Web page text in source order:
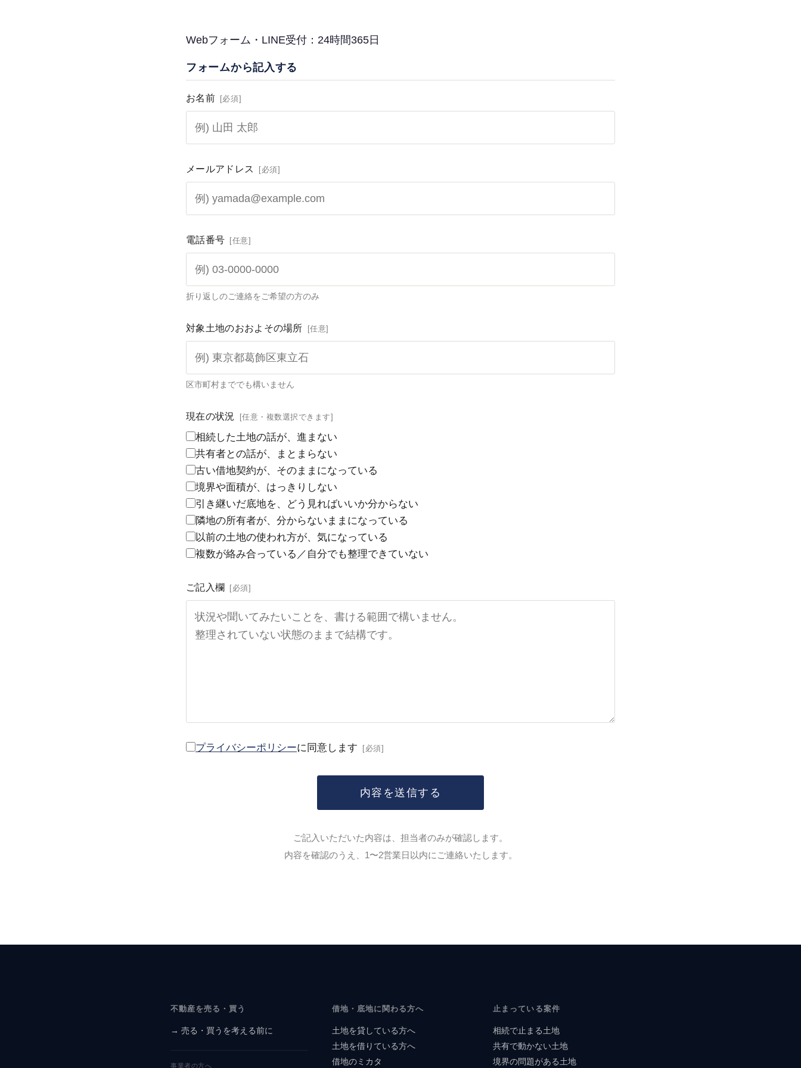
Webフォーム・LINE受付：24時間365日
フォームから記入する
お名前 [必須]
メールアドレス [必須]
電話番号 [任意]
折り返しのご連絡をご希望の方のみ
対象土地のおおよその場所 [任意]
区市町村まででも構いません
現在の状況 [任意・複数選択できます]
相続した土地の話が、進まない
共有者との話が、まとまらない
古い借地契約が、そのままになっている
境界や面積が、はっきりしない
引き継いだ底地を、どう見ればいいか分からない
隣地の所有者が、分からないままになっている
以前の土地の使われ方が、気になっている
複数が絡み合っている／自分でも整理できていない
ご記入欄 [必須]
プライバシーポリシーに同意します [必須]
内容を送信する
ご記入いただいた内容は、担当者のみが確認します。
内容を確認のうえ、1〜2営業日以内にご連絡いたします。
不動産を売る・買う
→ 売る・買うを考える前に
事業者の方へ
借地・底地に関わる方へ
土地を貸している方へ
土地を借りている方へ
借地のミカタ
止まっている案件
相続で止まる土地
共有で動かない土地
境界の問題がある土地